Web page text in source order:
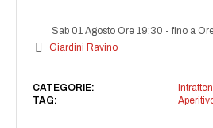
Sab 01 Agosto Ore 19:30 -fino a
Giardini Ravino
CATEGORIE:
TAG: